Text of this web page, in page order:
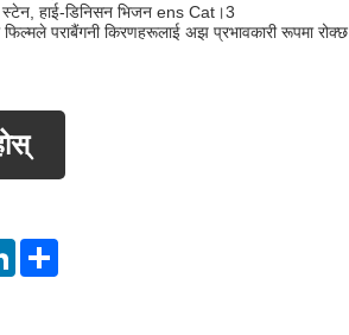
स्टेन, हाई-डिनिसन भिजन ens Cat।3
फिल्मले पराबैंगनी किरणहरूलाई अझ प्रभावकारी रूपमा रोक्छ
LinkedInShare